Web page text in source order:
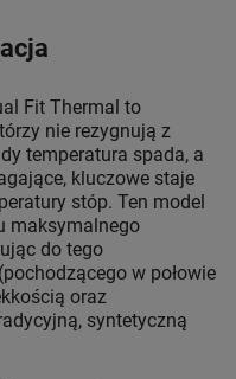
Fit Thermal to
nie rezygnują z
temperatura spada, a
kluczowe staje
stóp. Ten model
maksymalnego
do tego
w połowie
oraz
syntetyczną